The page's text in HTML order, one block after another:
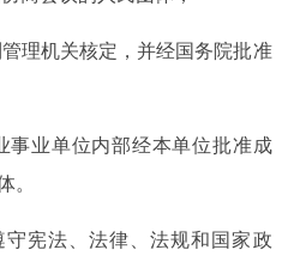
理机关核定，并经国务院批准
事业单位内部经本单位批准成
。
宪法、法律、法规和国家政